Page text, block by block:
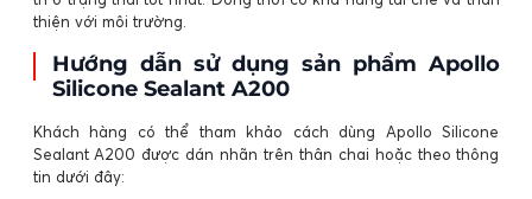
thiện với môi trường.
Hướng dẫn sử dụng sản phẩm Apollo
Silicone Sealant A200
Khách hàng có thể tham khảo cách dùng Apollo Silicone
Sealant A200 được dán nhãn trên thân chai hoặc theo thông
tin dưới đây: